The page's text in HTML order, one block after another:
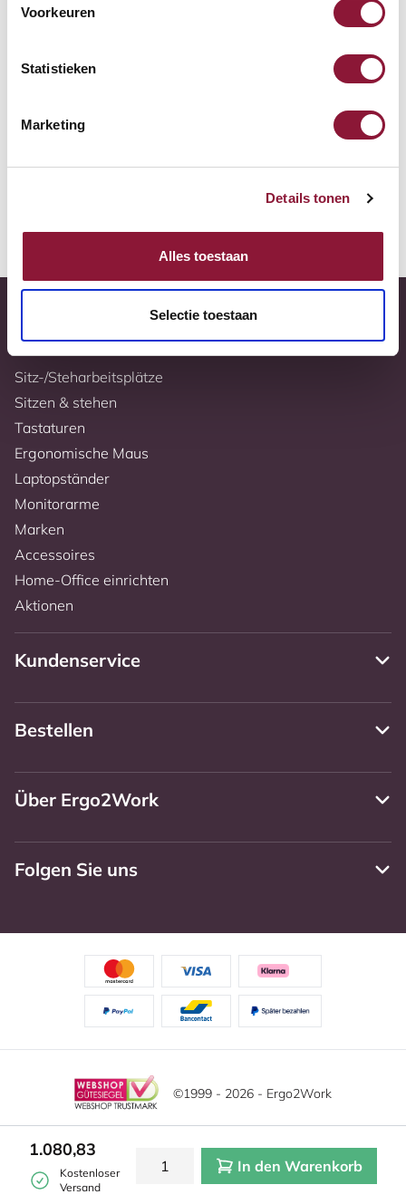
Voorkeuren
Statistieken
Marketing
Details tonen
Alles toestaan
Selectie toestaan
Zur Vergleichsliste hinzufügen
Tiefstpreisgarantie
10 Jahre Garantie
1.080,83
Kostenloser
Versand
In den Warenkorb
Sitz-/Steharbeitsplätze
Sitzen & stehen
Tastaturen
Ergonomische Maus
Laptopständer
Monitorarme
Marken
Accessoires
Home-Office einrichten
Aktionen
Kundenservice
Bestellen
Über Ergo2Work
Folgen Sie uns
©1999 - 2026 - Ergo2Work
Haftungsausschluss
Allgemeine Geschäftsbedingungen
Cookie-Einstellungen